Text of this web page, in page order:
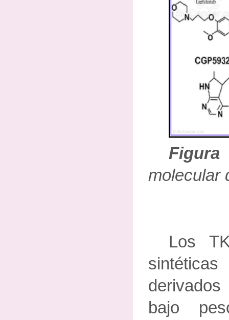
molecular
Los
sintéticas
bajo